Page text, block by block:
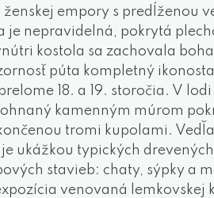
empory s predĺženou
je nepravidelná, pokrytá
kostola sa zachovala
púta kompletný
18. a 19. storočia. V
kamenným múrom
tromi kupolami.
ukážkou typických drevených
stavieb: chaty, sýpky a
venovaná lemkovskej